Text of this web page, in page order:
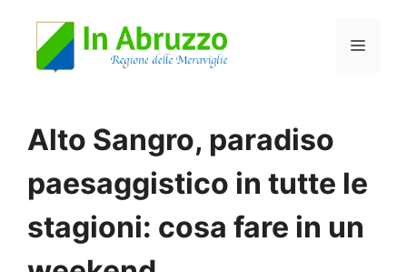
Menu
Alto Sangro, paradiso
paesaggistico in tutte le
stagioni: cosa fare in un